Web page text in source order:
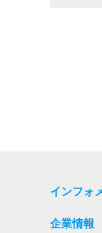
インフォ
企業情報